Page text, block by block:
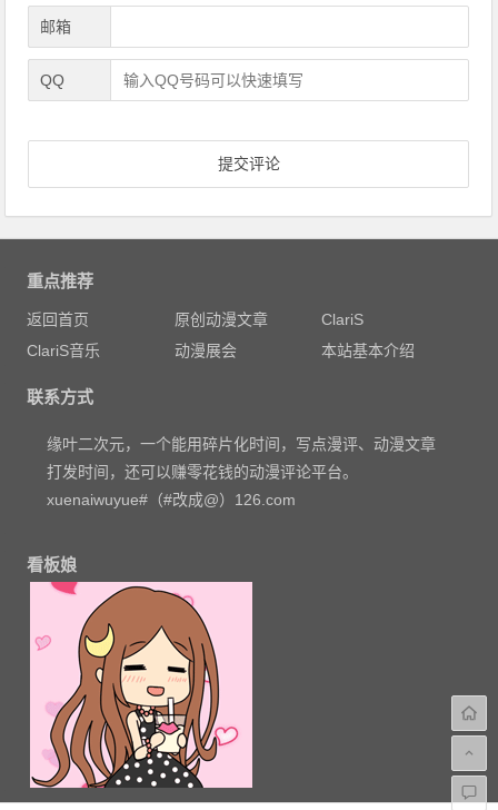
邮箱
QQ
重点推荐
返回首页 原创动漫文章
ClariS
ClariS音乐
动漫展会 本站基本介绍
联系方式
缘叶二次元，一个能用碎片化时间，写点漫评、动漫文章
打发时间，还可以赚零花钱的动漫评论平台。
xuenaiwuyue#（#改成@）126.com
看板娘